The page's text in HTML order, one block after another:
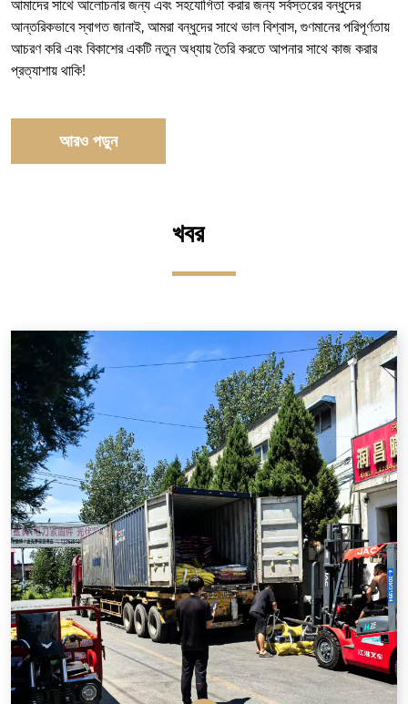
আমাদের সাথে আলোচনার জন্য এবং সহযোগিতা করার জন্য সর্বস্তরের বন্ধুদের
আন্তরিকভাবে স্বাগত জানাই, আমরা বন্ধুদের সাথে ভাল বিশ্বাস, গুণমানের পরিপূর্ণতায়
আচরণ করি এবং বিকাশের একটি নতুন অধ্যায় তৈরি করতে আপনার সাথে কাজ করার
প্রত্যাশায় থাকি!
আরও পড়ুন
খবর